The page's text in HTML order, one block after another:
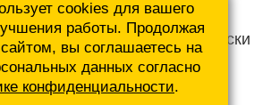
cookies для вашего
работы. Продолжая
вы соглашаетесь на
данных согласно
конфиденциальности.
ваши запросы и списки